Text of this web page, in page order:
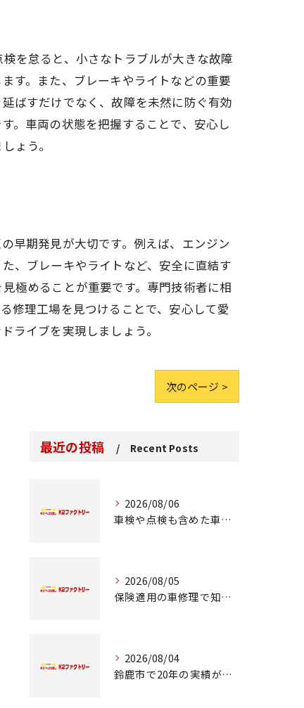
を怠ると、小さなトラブルが大きな故障
す。また、ブレーキやライトなどの重要
ばすだけでなく、故障を未然に防ぐ有効
。車両の状態を把握することで、安心し
ょう。
早期発見が大切です。例えば、エンジン
、ブレーキやライトなど、安全に直結す
極めることが重要です。専門技術者に相
修理工場を見つけることで、安心して愛
ライブを実現しましょう。
次のページ >
最近の投稿 Recent Posts
2026/08/06
車検や点検も含めた車修理の重要ポイント解説
2026/08/05
保険適用の車修理で知っておくべきポイント
2026/08/04
鈴鹿市で20年の実績が語る車修理のこだわり